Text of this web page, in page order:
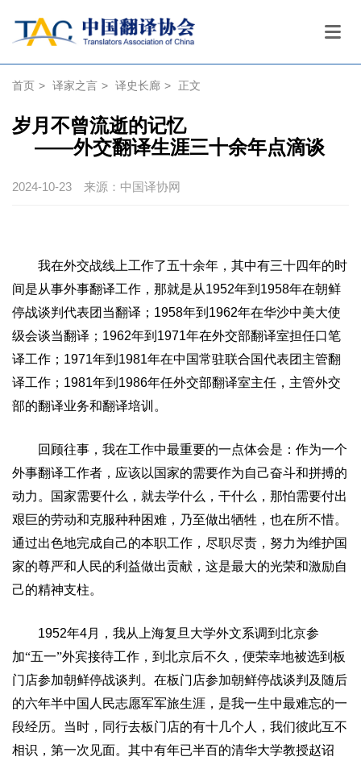
首页 > 译家之言 > 译史长廊 > 正文
岁月不曾流逝的记忆
——外交翻译生涯三十余年点滴谈
2024-10-23 来源：中国译协网
我在外交战线上工作了五十余年，其中有三十四年的时
间是从事外事翻译工作，那就是从1952年到 1958年在朝鲜
停战谈判代表团当翻译； 1958年到 1962年在华沙中美大使
级会谈当翻译； 1962年到 1971年在外交部翻译室担任口笔
译工作； 1971年到 1981年在中国常驻联合国代表团主管翻
译工作； 1981年到 1986年任外交部翻译室主任，主管外交
部的翻译业务和翻译培训。
回顾往事，我在工作中最重要的一点体会是：作为一个
外事翻译工作者，应该以国家的需要作为自己奋斗和拼搏的
动力。国家需要什么，就去学什么，干什么，那怕需要付出
艰巨的劳动和克服种种困难，乃至做出牺牲，也在所不惜。
通过出色地完成自己的本职工作，尽职尽责，努力为维护国
家的尊严和人民的利益做出贡献，这是最大的光荣和激励自
己的精神支柱。
1952年4月，我从上海复旦大学外文系调到北京参
加“五一”外宾接待工作，到北京后不久，便荣幸地被选到板
门店参加朝鲜停战谈判。在板门店参加朝鲜停战谈判及随后
的六年半中国人民志愿军军旅生涯，是我一生中最难忘的一
段经历。当时，同行去板门店的有十几个人，我们彼此互不
相识，第一次见面。其中有年已半百的清华大学教授赵诏